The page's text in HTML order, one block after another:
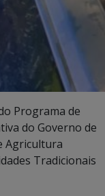
Programa de
do Governo de
Agricultura
Tradicionais